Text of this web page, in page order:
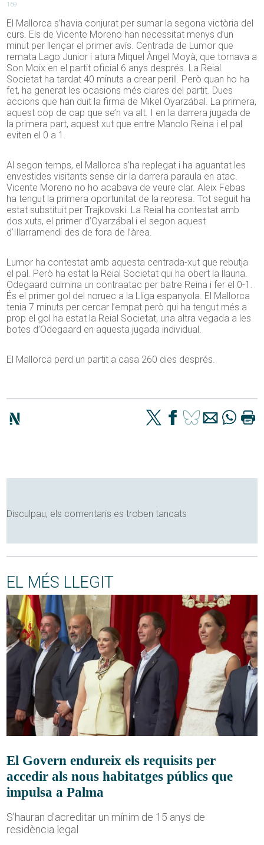
169
El Mallorca s’havia conjurat per sumar la segona victòria del
curs. Els de Vicente Moreno han necessitat menys d’un
minut per llençar el primer avís. Centrada de Lumor que
remata Lago Junior i atura Miquel Àngel Moyà, que tornava a
Son Moix en el partit oficial 6 anys després. La Reial
Societat ha tardat 40 minuts a crear perill. Però quan ho ha
fet, ha generat les ocasions més clares del partit. Dues
accions que han duit la firma de Mikel Oyarzábal. La primera,
aquest cop de cap que se’n va alt. I en la darrera jugada de
la primera part, aquest xut que entre Manolo Reina i el pal
eviten el 0 a 1.
Al segon temps, el Mallorca s’ha replegat i ha aguantat les
envestides visitants sense dir la darrera paraula en atac.
Vicente Moreno no ho acabava de veure clar. Aleix Febas
ha tengut la primera oportunitat de la represa. Tot seguit ha
estat substituit per Trajkovski. La Reial ha contestat amb
dos xuts, el primer d’Oyarzábal i el segon aquest
d’Illarramendi des de fora de l’àrea.
Lumor ha contestat amb aquesta centrada-xut que rebutja
el pal. Però ha estat la Reial Societat qui ha obert la llauna.
Odegaard culmina un contraatac per batre Reina i fer el 0-1.
És el primer gol del noruec a la Lliga espanyola. El Mallorca
tenia 7 minuts per cercar l’empat però qui ha tengut més a
prop el gol ha estat la Reial Societat, una altra vegada a les
botes d’Odegaard en aquesta jugada individual.
El Mallorca perd un partit a casa 260 dies després.
Disculpau, els comentaris es troben tancats
EL MÉS LLEGIT
El Govern endureix els requisits per
accedir als nous habitatges públics que
impulsa a Palma
S'hauran d'acreditar un mínim de 15 anys de
residència legal